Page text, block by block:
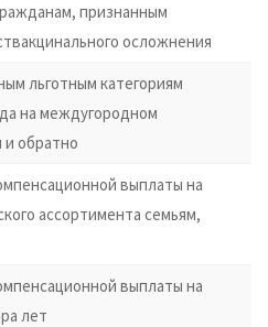
признанным
осложнения
льготным категориям
на междугородном
и обратно
выплаты на
ассортимента семьям,
выплаты на
лет